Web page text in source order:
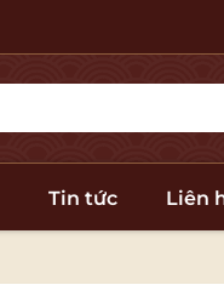
Tin tức Liên